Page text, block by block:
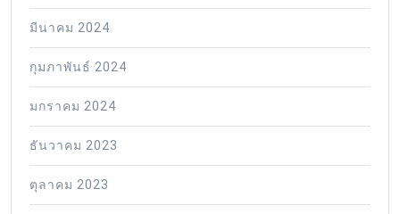
มีนาคม 2024
กุมภาพันธ์ 2024
มกราคม 2024
ธันวาคม 2023
ตุลาคม 2023